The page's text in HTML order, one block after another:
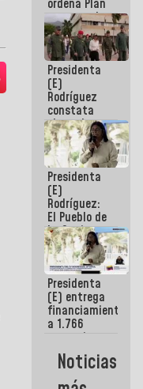
ordena Plan
maestro de
desarrollo
logístico y
turístico
para La
Guaira
Presidenta
(E)
Rodríguez
constata
obras de
rehabilitación
de Escuela
Militar de
Mamo en La
Guaira
Presidenta
(E)
Rodríguez:
El Pueblo de
La Guaira
siempre
estará
acompañada
por el
Gobierno
Nacional
Presidenta
(E) entrega
financiamientos
a 1.766
comerciantes
emprendedores
afectados
Noticias